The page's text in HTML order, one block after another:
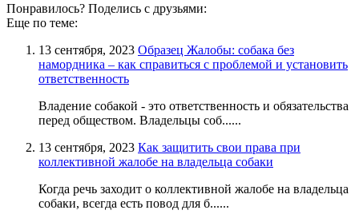
Понравилось? Поделись с друзьями:
Еще по теме:
13 сентября, 2023 Образец Жалобы: собака без
намордника – как справиться с проблемой и установить
ответственность
Владение собакой - это ответственность и обязательства
перед обществом. Владельцы соб......
13 сентября, 2023 Как защитить свои права при
коллективной жалобе на владельца собаки
Когда речь заходит о коллективной жалобе на владельца
собаки, всегда есть повод для б......